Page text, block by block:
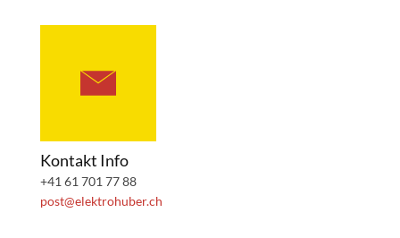
Kontakt Info
+41 61 701 77 88
post@elektrohuber.ch